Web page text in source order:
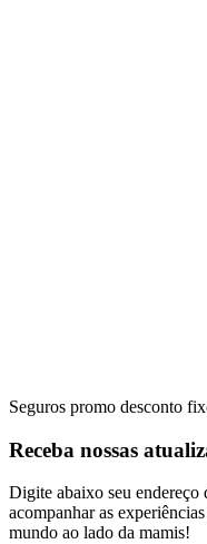
Seguros promo desconto
Receba nossas
Digite abaixo seu endereço
acompanhar as
mundo ao lado da mamis!